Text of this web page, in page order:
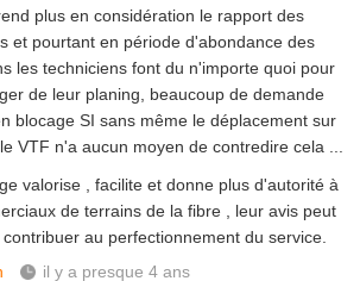
plus en considération le rapport des
et pourtant en période d'abondance des
les techniciens font du n'importe quoi pour
de leur planing, beaucoup de demande
blocage SI sans même le déplacement sur
VTF n'a aucun moyen de contredire cela ...
valorise , facilite et donne plus d'autorité à
de terrains de la fibre , leur avis peut
au perfectionnement du service.
il y a presque 4 ans